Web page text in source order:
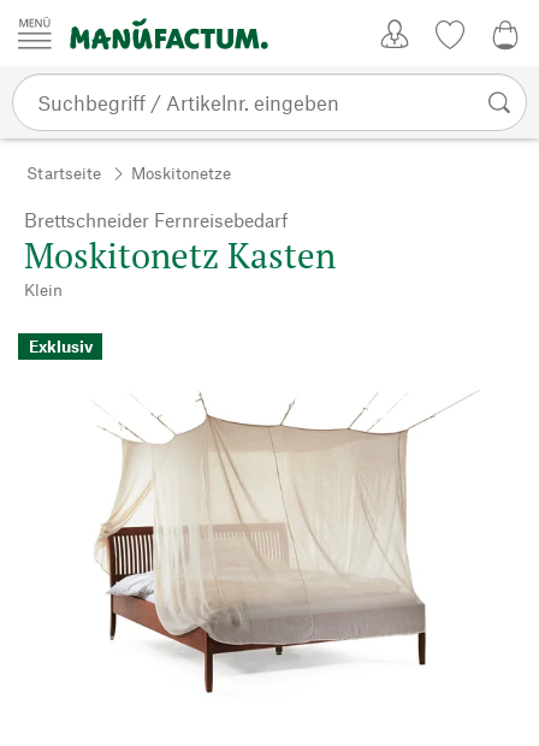
Zum Inhalt springen
Startseite Moskitonetze
Brettschneider Fernreisebedarf
Moskitonetz Kasten
Klein
Exklusiv